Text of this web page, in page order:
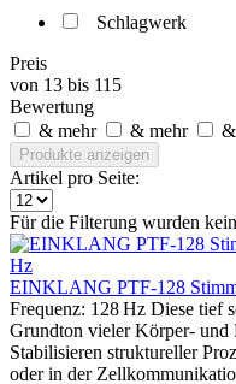
Schlagwerk
Preis
von 13 bis 115
Bewertung
& mehr
& mehr
Produkte anzeigen
Artikel pro Seite:
Für die Filterung wurden
EINKLANG PTF-128
Frequenz: 128 Hz Diese tief
Grundton vieler Körper- und
Stabilisieren struktureller
oder in der